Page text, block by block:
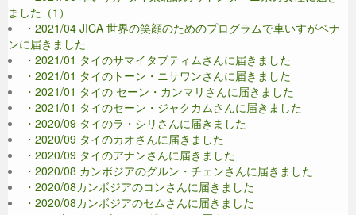
ました（1）
・2021/04 JICA 世界の笑顔のためのプログラムで車いすがベナ
ンに届きました
・2021/01 タイのサマイタプティムさんに届きました
・2021/01 タイのトーン・ニサワンさんに届きました
・2021/01 タイの セーン・カンマリさんに届きました
・2021/01 タイのセーン・ジャクカムさんに届きました
・2020/09 タイのラ・シリさんに届きました
・2020/09 タイのカオさんに届きました
・2020/09 タイのアナンさんに届きました
・2020/08 カンボジアのグルン・チェンさんに届きました
・2020/08カンボジアのコンさんに届きました
・2020/08カンボジアのセムさんに届きました